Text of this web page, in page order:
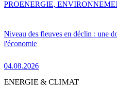
Niveau des fleuves en déclin : une
l'économie
04.08.2026
PROENERGIE,
ENERGIE & CLIMAT